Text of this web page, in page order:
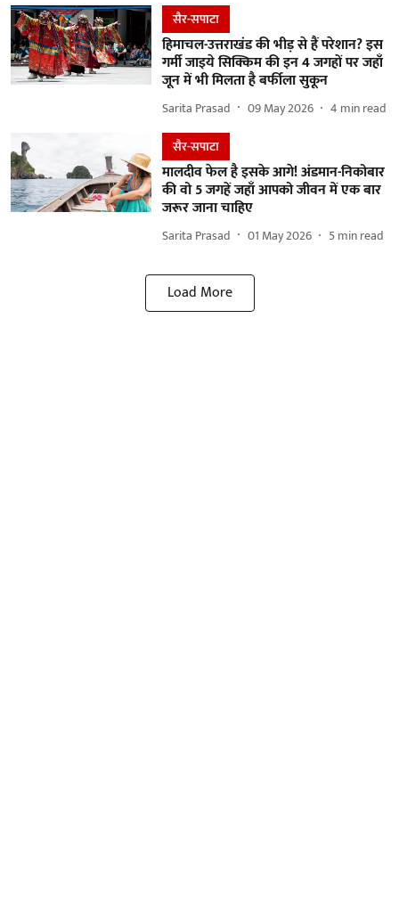
सैर-सपाटा
हिमाचल-उत्तराखंड की भीड़ से हैं परेशान? इस
गर्मी जाइये सिक्किम की इन 4 जगहों पर जहाँ
जून में भी मिलता है बर्फीला सुकून
Sarita Prasad 09 May 2026 4 min read
सैर-सपाटा
मालदीव फेल है इसके आगे! अंडमान-निकोबार
की वो 5 जगहें जहाँ आपको जीवन में एक बार
जरूर जाना चाहिए
Sarita Prasad 01 May 2026 5min read
Load More